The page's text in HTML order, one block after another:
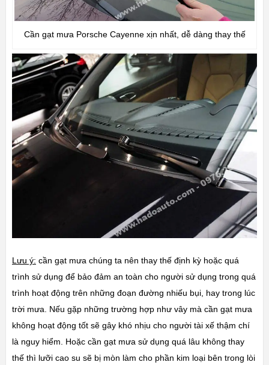
Cần gạt mưa Porsche Cayenne xịn nhất, dễ dàng thay thế
Lưu ý: cần gạt mưa chúng ta nên thay thế định kỳ hoặc quá
trình sử dụng để bảo đảm an toàn cho người sử dụng trong quá
trình hoạt động trên những đoạn đường nhiếu bụi, hay trong lúc
trời mưa. Nếu gặp những trường hợp như vây mà cần gạt mưa
không hoạt động tốt sẽ gây khó nhịu cho người tài xế thậm chí
là nguy hiểm. Hoặc cần gạt mưa sử dụng quá lâu không thay
thế thì lưỡi cao su sẽ bị mòn làm cho phần kim loại bên trong lòi